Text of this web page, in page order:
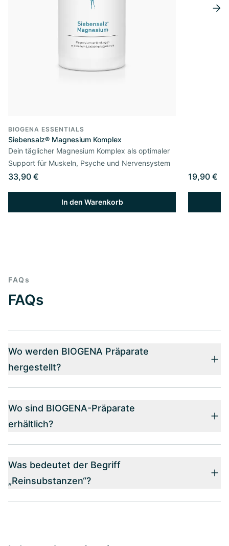
BIOGENA ESSENTIALS
Siebensalz® Magnesium Komplex
Dein täglicher Magnesium Komplex als optimaler
Support für Muskeln, Psyche und Nervensystem
33,90 €
In den Warenkorb
19,90 €
FAQs
FAQs
Wo werden BIOGENA Präparate
hergestellt?
Wo sind BIOGENA-Präparate
erhältlich?
Was bedeutet der Begriff
„Reinsubstanzen“?